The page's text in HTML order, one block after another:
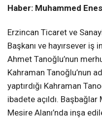
Haber: Muhammed
Erzincan Ticaret ve
Başkanı ve hayırsever iş
Ahmet Tanoğlu’nun
Kahraman Tanoğlu’nun
yaptırdığı Kahraman
ibadete açıldı.
Mesire Alanı’nda inşa